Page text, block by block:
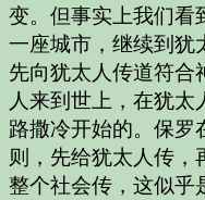
变。但事实上我们看
一座城市，继续到犹
先向犹太人传道符合
人来到世上，在犹
路撒冷开始的。保罗
则，先给犹太人传，
整个社会传，这似乎